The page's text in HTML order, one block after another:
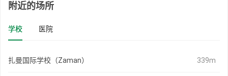
附近的场所
学校 医院
扎曼国际学校（Zaman） 339m